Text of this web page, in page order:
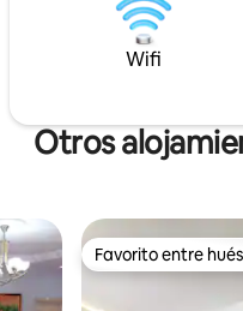
65 y 42 pulgadas,
equipada y
para estancias
Wifi
Otros
Favorito entre
Favorito entre